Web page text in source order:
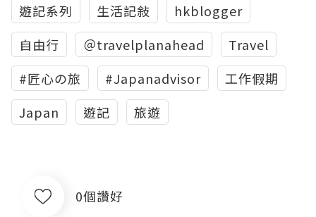
遊記系列
生活記敍
hkblogger
自由行
＠travelplanahead
Travel
#匠心の旅
#Japanadvisor
工作假期
Japan
遊記 旅遊
0個讚好